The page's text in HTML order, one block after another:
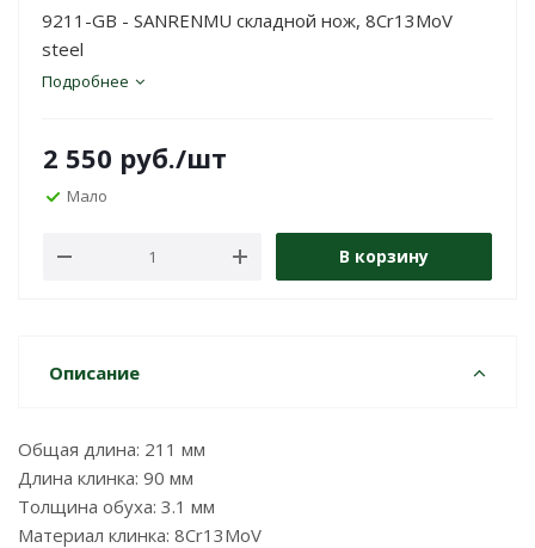
9211-GB - SANRENMU складной нож, 8Cr13MoV
steel
Подробнее
2 550 руб./шт
Мало
В корзину
Описание
Общая длина: 211 мм
Длина клинка: 90 мм
Толщина обуха: 3.1 мм
Материал клинка: 8Cr13MoV